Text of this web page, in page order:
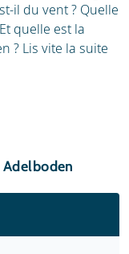
il du vent ? Quelle
quelle est la
? Lis vite la suite